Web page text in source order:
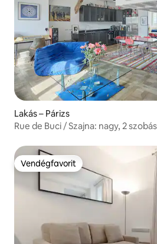
Lakás – Párizs
Rue de Buci / Szajna: nagy, 2
Vendégfavorit
Vendégfavorit